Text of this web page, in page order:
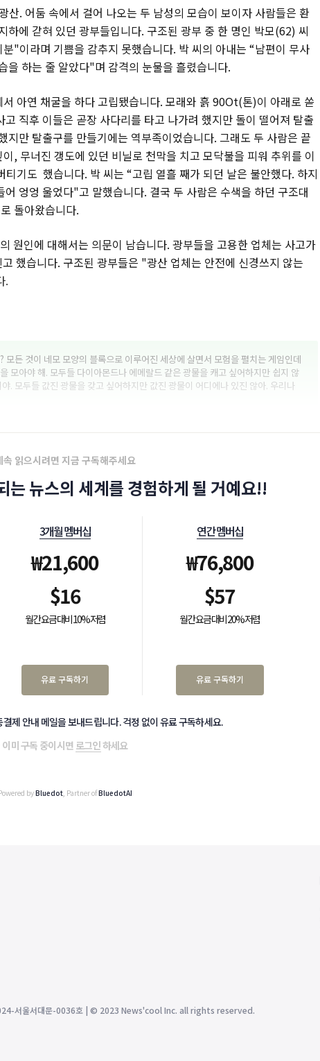
산. 어둠 속에서 걸어 나오는 두 남성의 모습이 보이자 사람들은 환
하에 갇혀 있던 광부들입니다. 구조된 광부 중 한 명인 박모(62) 씨
"이라며 기쁨을 감추지 못했습니다. 박 씨의 아내는 “남편이 무사
을 하는 줄 알았다"며 감격의 눈물을 흘렸습니다.
아연 채굴을 하다 고립됐습니다. 모래와 흙 90Ot(톤)이 아래로 쏟
직후 이들은 곧장 사다리를 타고 나가려 했지만 돌이 떨어져 탈출
지만 탈출구를 만들기에는 역부족이었습니다. 그래도 두 사람은 끝
, 무너진 갱도에 있던 비닐로 천막을 치고 모닥불을 피워 추위를 이
기도 했습니다. 박 씨는 “고립 열흘 째가 되던 날은 불안했다. 하지
엉엉 울었다"고 말했습니다. 결국 두 사람은 수색을 하던 구조대
돌아왔습니다.
원인에 대해서는 의문이 남습니다. 광부들을 고용한 업체는 사고가
했습니다. 구조된 광부들은 "광산 업체는 안전에 신경쓰지 않는
.
모든 것이 네모 모양의 블록으로 이루어진 세상에 살면서 모험을 펼치는 게임인데
모아야 해. 모두들 다이아몬드나 에메랄드 같은 광물을 캐고 싶어하지만 쉽지 않
. 모두들 값진 광물을 갖고 싶어하지만 값진 광물이 어디에나 있진 않아. 우리나
속 읽으시려면 지금 구독해주세요
는 뉴스의 세계를 경험하게 될 거예요!!
3개월 멤버십
₩21,600
$16
월간 요금 대비 10% 저렴
유료 구독하기
연간 멤버십
₩76,800
$57
월간 요금 대비 20% 저렴
유료 구독하기
제 안내 메일을 보내드립니다. 걱정 없이 유료 구독하세요.
이미 구독 중이시면 로그인하세요
byBluedot, Partner ofBluedotAI
서울서대문-0036호 | © 2023 News'cool Inc. all rights reserved.